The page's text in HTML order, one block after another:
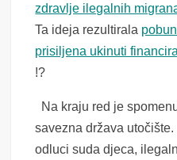
zdravlje ilegalnih
Ta ideja rezultirala
prisiljena ukinuti
!?
Na kraju red je
savezna država
odluci suda djeca,